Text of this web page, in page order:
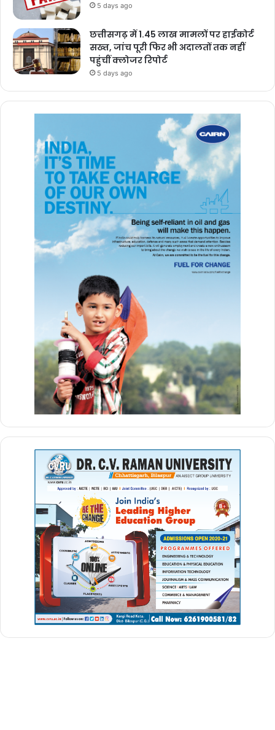
5 days ago
छत्तीसगढ़ में 1.45 लाख मामलों पर हाईकोर्ट
सख्त, जांच पूरी फिर भी अदालतों तक नहीं
पहुंचीं क्लोजर रिपोर्ट
5 days ago